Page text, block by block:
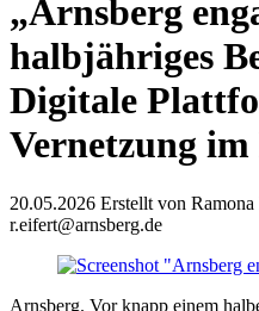
„Arnsberg
halbjähriges
Digitale
Vernetzung
20.05.2026 Erstellt von Ramona
r.eifert@arnsberg.de
Arnsberg. Vor knapp einem